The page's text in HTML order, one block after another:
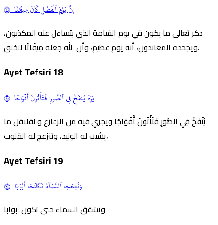
إِنَّ يَوۡمَ ٱلۡفَصۡلِ كَانَ مِيقَٰتٗا ١٧
ذكر تعالى ما يكون في يوم القيامة الذي يتساءل عنه المكذبون،
ويجحده المعاندون، أنه يوم عظيم، وأن الله جعله مِيقَاتًا للخلق.
Ayet Tefsiri18
يَوۡمَ يُنفَخُ فِي ٱلصُّورِ فَتَأۡتُونَ أَفۡوَاجٗا ١٨
يُنْفَخُ فِي الصُّورِ فَتَأْتُونَ أَفْوَاجًا ويجري فيه من الزعازع والقلاقل ما
يشيب له الوليد، وتنزعج له القلوب،
Ayet Tefsiri19
وَفُتِحَتِ ٱلسَّمَآءُ فَكَانَتۡ أَبۡوَٰبٗا ١٩
وتشقق السماء حتى تكون أبوابا